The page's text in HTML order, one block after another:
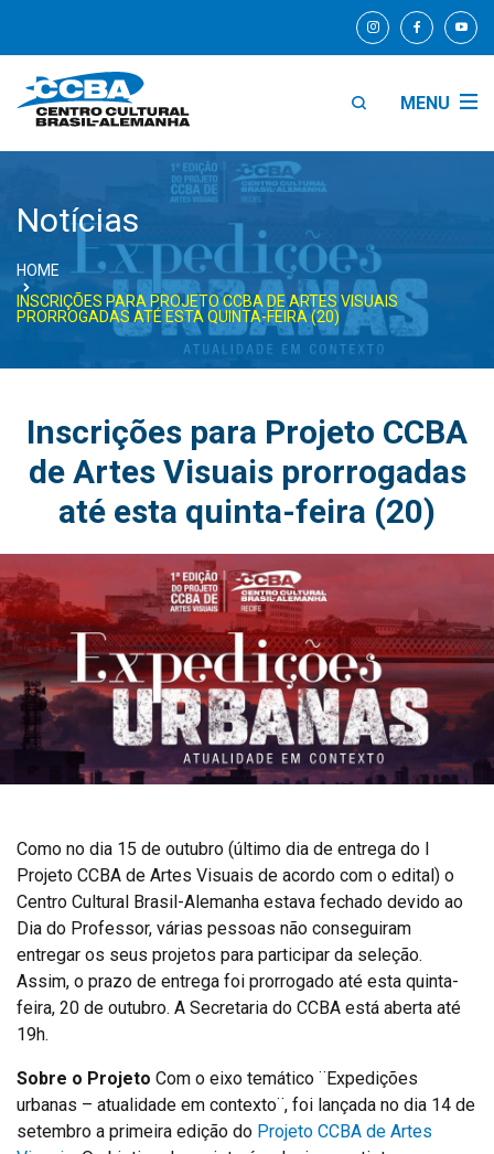
MENU
Notícias
HOME
INSCRIÇÕES PARA PROJETO CCBA DE ARTES VISUAIS
PRORROGADAS ATÉ ESTA QUINTA-FEIRA (20)
Inscrições para Projeto CCBA
de Artes Visuais prorrogadas
até esta quinta-feira (20)
Como no dia 15 de outubro (último dia de entrega do I
Projeto CCBA de Artes Visuais de acordo com o edital) o
Centro Cultural Brasil-Alemanha estava fechado devido ao
Dia do Professor, várias pessoas não conseguiram
entregar os seus projetos para participar da seleção.
Assim, o prazo de entrega foi prorrogado até esta quinta-
feira, 20 de outubro. A Secretaria do CCBA está aberta até
19h.
Sobre o Projeto Com o eixo temático ¨Expedições
urbanas – atualidade em contexto¨, foi lançada no dia 14 de
setembro a primeira edição do Projeto CCBA de Artes